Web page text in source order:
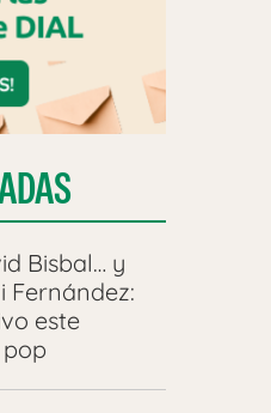
Bisbal… y
Fernández:
este